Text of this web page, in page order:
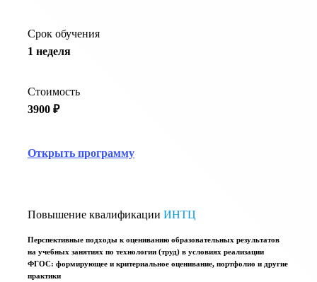
Срок обучения
1 неделя
Стоимость
3900 ₽
Открыть программу
Повышение квалификации ИНТЦ
Перспективные подходы к оцениванию образовательных результатов
на учебных занятиях по технологии (труд) в условиях реализации
ФГОС: формирующее и критериальное оценивание, портфолио и другие
практики